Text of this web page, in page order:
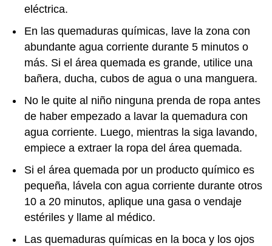
eléctrica.
En las quemaduras químicas, lave la zona con
abundante agua corriente durante 5 minutos o
más. Si el área quemada es grande, utilice una
bañera, ducha, cubos de agua o una manguera.
No le quite al niño ninguna prenda de ropa antes
de haber empezado a lavar la quemadura con
agua corriente. Luego, mientras la siga lavando,
empiece a extraer la ropa del área quemada.
Si el área quemada por un producto químico es
pequeña, lávela con agua corriente durante otros
10 a 20 minutos, aplique una gasa o vendaje
estériles y llame al médico.
Las quemaduras químicas en la boca y los ojos